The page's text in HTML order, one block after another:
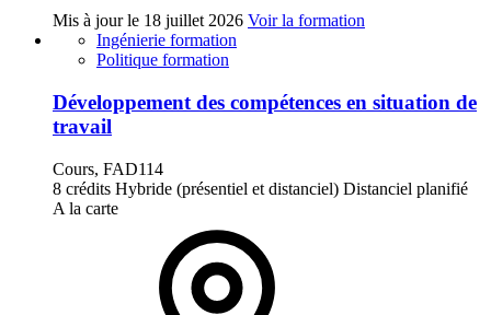
Mis à jour le 18 juillet 2026 Voir la formation
Ingénierie formation
Politique formation
Développement des compétences en situation de
travail
Cours, FAD114
8 crédits Hybride (présentiel et distanciel) Distanciel planifié
A la carte